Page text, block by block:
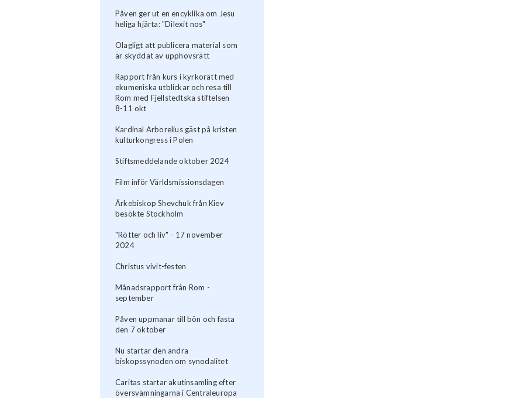
Påven ger ut en encyklika om Jesu
heliga hjärta: "Dilexit nos"
Olagligt att publicera material som
är skyddat av upphovsrätt
Rapport från kurs i kyrkorätt med
ekumeniska utblickar och resa till
Rom med Fjellstedtska stiftelsen
8-11 okt
Kardinal Arborelius gäst på kristen
kulturkongress i Polen
Stiftsmeddelande oktober 2024
Film inför Världsmissionsdagen
Ärkebiskop Shevchuk från Kiev
besökte Stockholm
"Rötter och liv" - 17 november
2024
Christus vivit-festen
Månadsrapport från Rom -
september
Påven uppmanar till bön och fasta
den 7 oktober
Nu startar den andra
biskopssynoden om synodalitet
Caritas startar akutinsamling efter
översvämningarna i Centraleuropa